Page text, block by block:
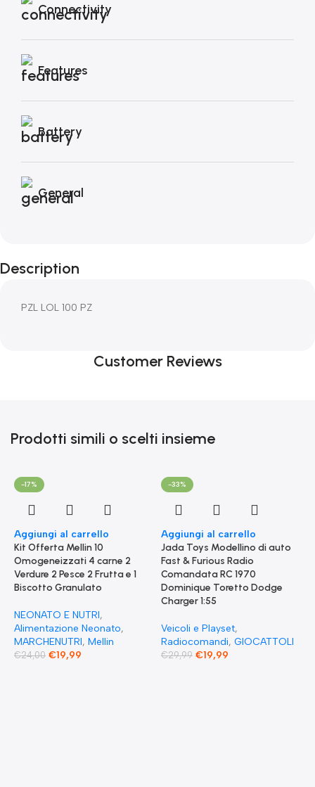
Connectivity
Features
Battery
General
Description
PZL LOL 100 PZ
Customer Reviews
Prodotti simili o scelti insieme
-17%
Aggiungi al carrello
Kit Offerta Mellin 10
Omogeneizzati 4 carne 2
Verdure 2 Pesce 2 Frutta e 1
Biscotto Granulato
NEONATO E NUTRI,
Alimentazione Neonato,
MARCHENUTRI, Mellin
€24,00 €19,99
-33%
Aggiungi al carrello
Jada Toys Modellino di auto
Fast & Furious Radio
Comandata RC 1970
Dominique Toretto Dodge
Charger 1:55
Veicoli e Playset,
Radiocomandi, GIOCATTOLI
€29,99 €19,99